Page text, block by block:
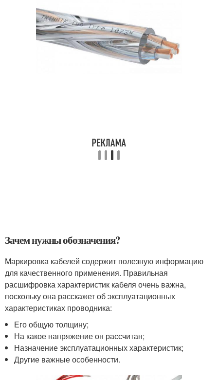
Зачем нужны обозначения?
Маркировка кабелей содержит полезную информацию
для качественного применения. Правильная
расшифровка характеристик кабеля очень важна,
поскольку она расскажет об эксплуатационных
характеристиках проводника:
Его общую толщину;
На какое напряжение он рассчитан;
Назначение эксплуатационных характеристик;
Другие важные особенности.